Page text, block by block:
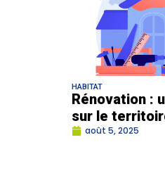
HABITAT
Rénovation :
sur le
août 5, 2025